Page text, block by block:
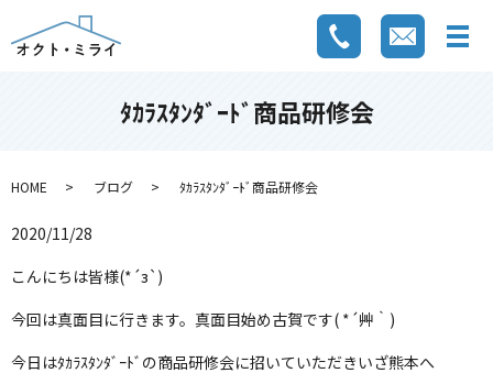
ﾀｶﾗｽﾀﾝﾀﾞｰﾄﾞ商品研修会
HOME ブログ ﾀｶﾗｽﾀﾝﾀﾞｰﾄﾞ商品研修会
2020/11/28
こんにちは皆様(*´з`)
今回は真面目に行きます。真面目始め古賀です( *´艸｀)
今日はﾀｶﾗｽﾀﾝﾀﾞｰﾄﾞの商品研修会に招いていただきいざ熊本へ